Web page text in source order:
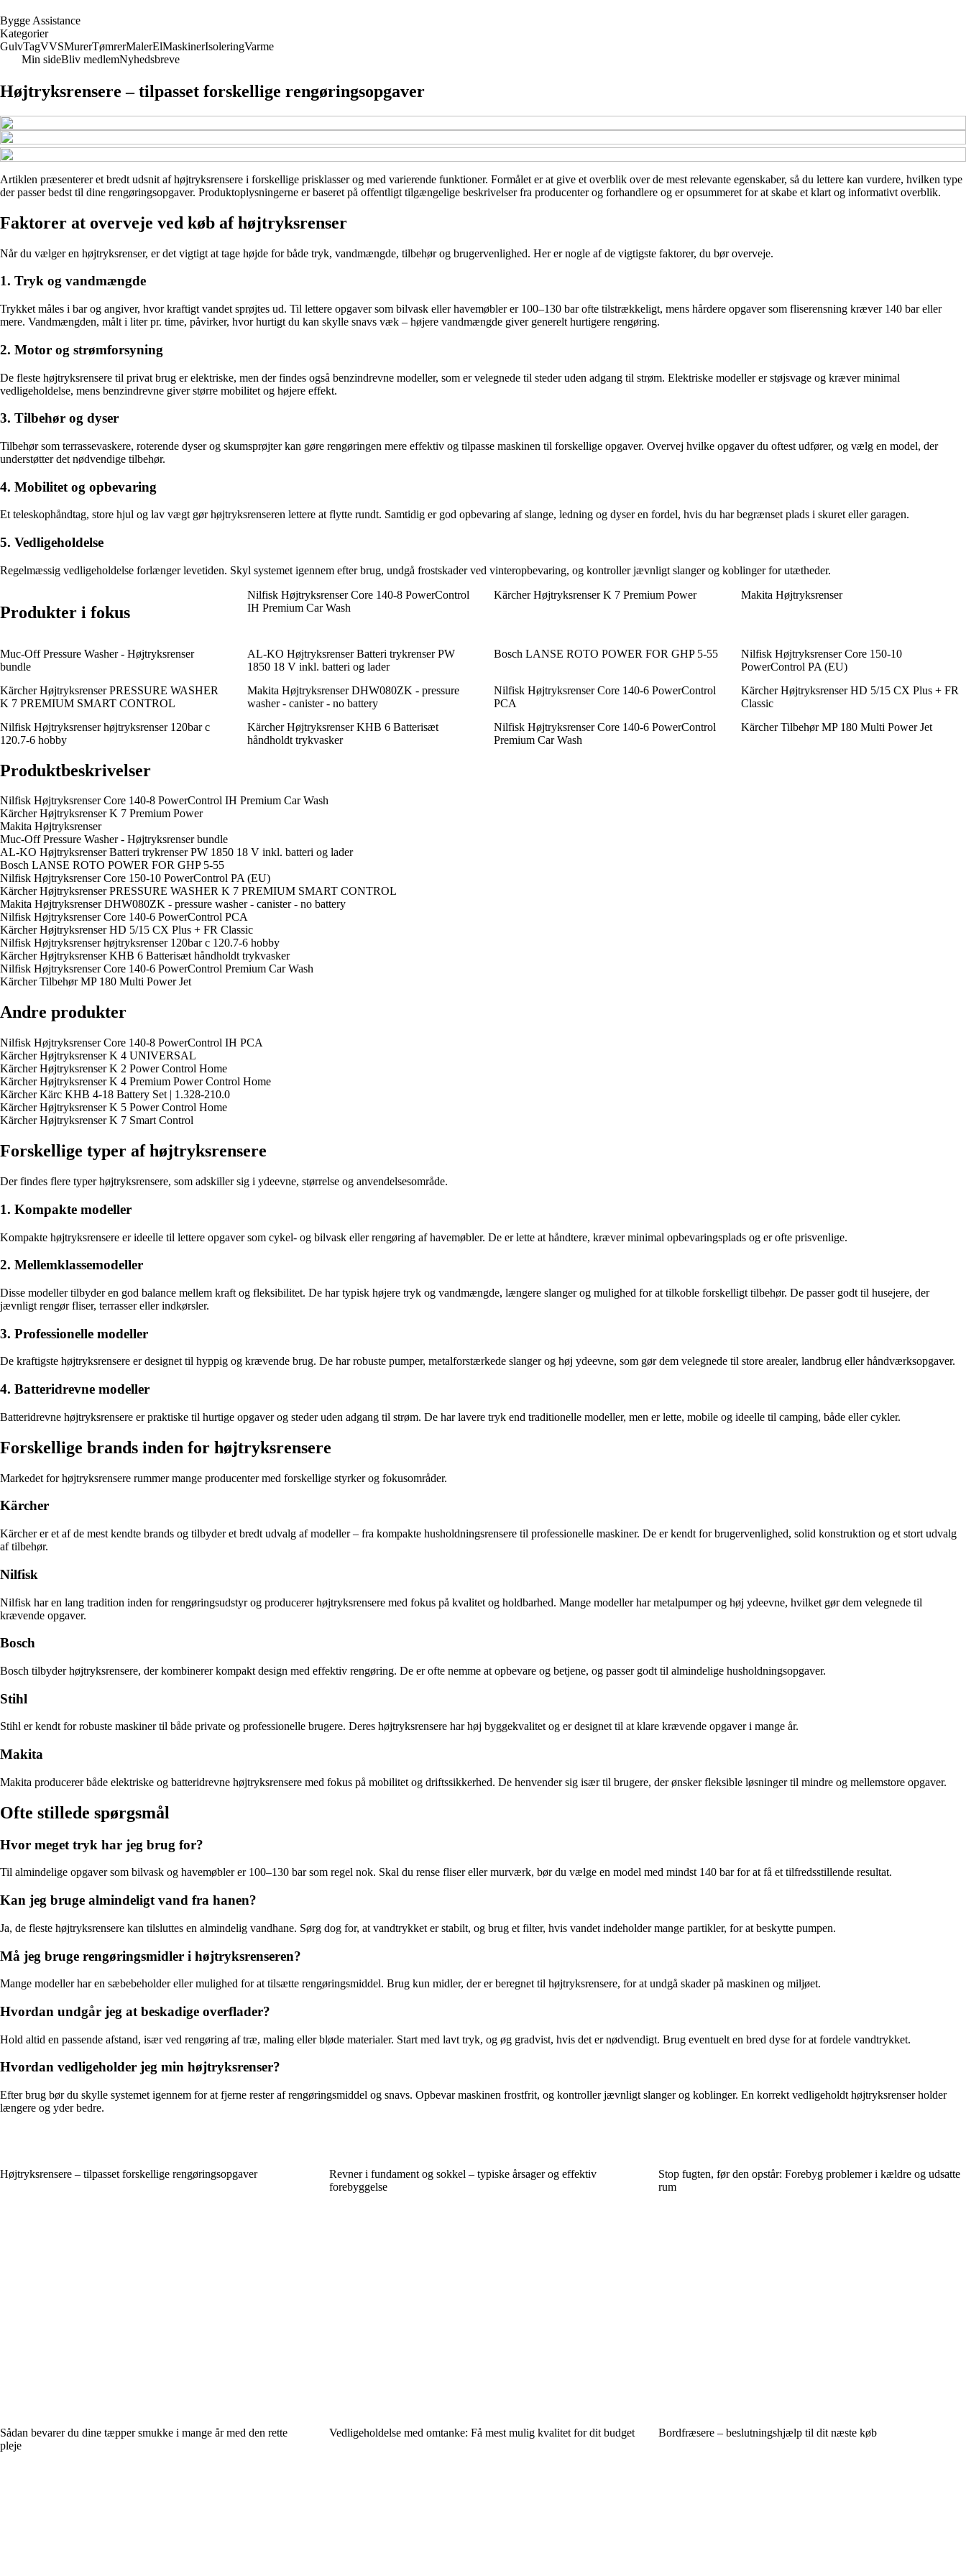
Bygge Assistance
Kategorier
GulvTagVVSMurerTømrerMalerElMaskinerIsoleringVarme
Min sideBliv medlemNyhedsbreve
Højtryksrensere – tilpasset forskellige rengøringsopgaver
Artiklen præsenterer et bredt udsnit af højtryksrensere i forskellige prisklasser og med varierende funktioner. Formålet er at give et overblik over de mest relevante egenskaber, så du lettere kan vurdere, hvilken type
der passer bedst til dine rengøringsopgaver. Produktoplysningerne er baseret på offentligt tilgængelige beskrivelser fra producenter og forhandlere og er opsummeret for at skabe et klart og informativt overblik.
Faktorer at overveje ved køb af højtryksrenser
Når du vælger en højtryksrenser, er det vigtigt at tage højde for både tryk, vandmængde, tilbehør og brugervenlighed. Her er nogle af de vigtigste faktorer, du bør overveje.
1. Tryk og vandmængde
Trykket måles i bar og angiver, hvor kraftigt vandet sprøjtes ud. Til lettere opgaver som bilvask eller havemøbler er 100–130 bar ofte tilstrækkeligt, mens hårdere opgaver som fliserensning kræver 140 bar eller
mere. Vandmængden, målt i liter pr. time, påvirker, hvor hurtigt du kan skylle snavs væk – højere vandmængde giver generelt hurtigere rengøring.
2. Motor og strømforsyning
De fleste højtryksrensere til privat brug er elektriske, men der findes også benzindrevne modeller, som er velegnede til steder uden adgang til strøm. Elektriske modeller er støjsvage og kræver minimal
vedligeholdelse, mens benzindrevne giver større mobilitet og højere effekt.
3. Tilbehør og dyser
Tilbehør som terrassevaskere, roterende dyser og skumsprøjter kan gøre rengøringen mere effektiv og tilpasse maskinen til forskellige opgaver. Overvej hvilke opgaver du oftest udfører, og vælg en model, der
understøtter det nødvendige tilbehør.
4. Mobilitet og opbevaring
Et teleskophåndtag, store hjul og lav vægt gør højtryksrenseren lettere at flytte rundt. Samtidig er god opbevaring af slange, ledning og dyser en fordel, hvis du har begrænset plads i skuret eller garagen.
5. Vedligeholdelse
Regelmæssig vedligeholdelse forlænger levetiden. Skyl systemet igennem efter brug, undgå frostskader ved vinteropbevaring, og kontroller jævnligt slanger og koblinger for utætheder.
Produkter i fokus
Nilfisk Højtryksrenser Core 140-8 PowerControl
IH Premium Car Wash
Kärcher Højtryksrenser K 7 Premium Power Makita Højtryksrenser
Muc-Off Pressure Washer - Højtryksrenser
bundle
AL-KO Højtryksrenser Batteri trykrenser PW
1850 18 V inkl. batteri og lader
Bosch LANSE ROTO POWER FOR GHP 5-55
Nilfisk Højtryksrenser Core 150-10
PowerControl PA (EU)
Kärcher Højtryksrenser PRESSURE WASHER
K 7 PREMIUM SMART CONTROL
Makita Højtryksrenser DHW080ZK - pressure
washer - canister - no battery
Nilfisk Højtryksrenser Core 140-6 PowerControl
PCA
Kärcher Højtryksrenser HD 5/15 CX Plus + FR
Classic
Nilfisk Højtryksrenser højtryksrenser 120bar c
120.7-6 hobby
Kärcher Højtryksrenser KHB 6 Batterisæt
håndholdt trykvasker
Nilfisk Højtryksrenser Core 140-6 PowerControl
Premium Car Wash
Kärcher Tilbehør MP 180 Multi Power Jet
Produktbeskrivelser
Nilfisk Højtryksrenser Core 140-8 PowerControl IH Premium Car Wash
Kärcher Højtryksrenser K 7 Premium Power
Makita Højtryksrenser
Muc-Off Pressure Washer - Højtryksrenser bundle
AL-KO Højtryksrenser Batteri trykrenser PW 1850 18 V inkl. batteri og lader
Bosch LANSE ROTO POWER FOR GHP 5-55
Nilfisk Højtryksrenser Core 150-10 PowerControl PA (EU)
Kärcher Højtryksrenser PRESSURE WASHER K 7 PREMIUM SMART CONTROL
Makita Højtryksrenser DHW080ZK - pressure washer - canister - no battery
Nilfisk Højtryksrenser Core 140-6 PowerControl PCA
Kärcher Højtryksrenser HD 5/15 CX Plus + FR Classic
Nilfisk Højtryksrenser højtryksrenser 120bar c 120.7-6 hobby
Kärcher Højtryksrenser KHB 6 Batterisæt håndholdt trykvasker
Nilfisk Højtryksrenser Core 140-6 PowerControl Premium Car Wash
Kärcher Tilbehør MP 180 Multi Power Jet
Andre produkter
Nilfisk Højtryksrenser Core 140-8 PowerControl IH PCA
Kärcher Højtryksrenser K 4 UNIVERSAL
Kärcher Højtryksrenser K 2 Power Control Home
Kärcher Højtryksrenser K 4 Premium Power Control Home
Kärcher Kärc KHB 4-18 Battery Set | 1.328-210.0
Kärcher Højtryksrenser K 5 Power Control Home
Kärcher Højtryksrenser K 7 Smart Control
Forskellige typer af højtryksrensere
Der findes flere typer højtryksrensere, som adskiller sig i ydeevne, størrelse og anvendelsesområde.
1. Kompakte modeller
Kompakte højtryksrensere er ideelle til lettere opgaver som cykel- og bilvask eller rengøring af havemøbler. De er lette at håndtere, kræver minimal opbevaringsplads og er ofte prisvenlige.
2. Mellemklassemodeller
Disse modeller tilbyder en god balance mellem kraft og fleksibilitet. De har typisk højere tryk og vandmængde, længere slanger og mulighed for at tilkoble forskelligt tilbehør. De passer godt til husejere, der
jævnligt rengør fliser, terrasser eller indkørsler.
3. Professionelle modeller
De kraftigste højtryksrensere er designet til hyppig og krævende brug. De har robuste pumper, metalforstærkede slanger og høj ydeevne, som gør dem velegnede til store arealer, landbrug eller håndværksopgaver.
4. Batteridrevne modeller
Batteridrevne højtryksrensere er praktiske til hurtige opgaver og steder uden adgang til strøm. De har lavere tryk end traditionelle modeller, men er lette, mobile og ideelle til camping, både eller cykler.
Forskellige brands inden for højtryksrensere
Markedet for højtryksrensere rummer mange producenter med forskellige styrker og fokusområder.
Kärcher
Kärcher er et af de mest kendte brands og tilbyder et bredt udvalg af modeller – fra kompakte husholdningsrensere til professionelle maskiner. De er kendt for brugervenlighed, solid konstruktion og et stort udvalg
af tilbehør.
Nilfisk
Nilfisk har en lang tradition inden for rengøringsudstyr og producerer højtryksrensere med fokus på kvalitet og holdbarhed. Mange modeller har metalpumper og høj ydeevne, hvilket gør dem velegnede til
krævende opgaver.
Bosch
Bosch tilbyder højtryksrensere, der kombinerer kompakt design med effektiv rengøring. De er ofte nemme at opbevare og betjene, og passer godt til almindelige husholdningsopgaver.
Stihl
Stihl er kendt for robuste maskiner til både private og professionelle brugere. Deres højtryksrensere har høj byggekvalitet og er designet til at klare krævende opgaver i mange år.
Makita
Makita producerer både elektriske og batteridrevne højtryksrensere med fokus på mobilitet og driftssikkerhed. De henvender sig især til brugere, der ønsker fleksible løsninger til mindre og mellemstore opgaver.
Ofte stillede spørgsmål
Hvor meget tryk har jeg brug for?
Til almindelige opgaver som bilvask og havemøbler er 100–130 bar som regel nok. Skal du rense fliser eller murværk, bør du vælge en model med mindst 140 bar for at få et tilfredsstillende resultat.
Kan jeg bruge almindeligt vand fra hanen?
Ja, de fleste højtryksrensere kan tilsluttes en almindelig vandhane. Sørg dog for, at vandtrykket er stabilt, og brug et filter, hvis vandet indeholder mange partikler, for at beskytte pumpen.
Må jeg bruge rengøringsmidler i højtryksrenseren?
Mange modeller har en sæbebeholder eller mulighed for at tilsætte rengøringsmiddel. Brug kun midler, der er beregnet til højtryksrensere, for at undgå skader på maskinen og miljøet.
Hvordan undgår jeg at beskadige overflader?
Hold altid en passende afstand, især ved rengøring af træ, maling eller bløde materialer. Start med lavt tryk, og øg gradvist, hvis det er nødvendigt. Brug eventuelt en bred dyse for at fordele vandtrykket.
Hvordan vedligeholder jeg min højtryksrenser?
Efter brug bør du skylle systemet igennem for at fjerne rester af rengøringsmiddel og snavs. Opbevar maskinen frostfrit, og kontroller jævnligt slanger og koblinger. En korrekt vedligeholdt højtryksrenser holder
længere og yder bedre.
Højtryksrensere – tilpasset forskellige rengøringsopgaver
Revner i fundament og sokkel – typiske årsager og effektiv
forebyggelse
Stop fugten, før den opstår: Forebyg problemer i kældre og udsatte
rum
Sådan bevarer du dine tæpper smukke i mange år med den rette
pleje
Vedligeholdelse med omtanke: Få mest mulig kvalitet for dit budget Bordfræsere – beslutningshjælp til dit næste køb